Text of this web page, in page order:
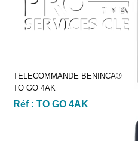
TELECOMMANDE BENINCA®
TO GO 4AK
Réf :TO GO 4AK